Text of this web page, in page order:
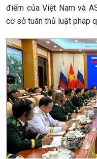
điểm của Việt Nam và
cơ sở tuân thủ luật pháp